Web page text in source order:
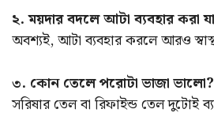
২. ময়দার বদলে আটা ব্যবহার করা
অবশ্যই, আটা ব্যবহার করলে আরও
৩. কোন তেলে পরোটা ভাজা ভালো?
সরিষার তেল বা রিফাইন্ড তেল দুটোই